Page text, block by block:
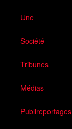
Une
Société
Tribunes
Médias
Publireportages